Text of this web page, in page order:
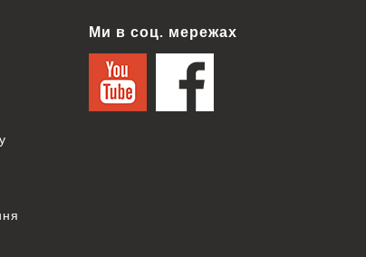
Ми в соц. мережах